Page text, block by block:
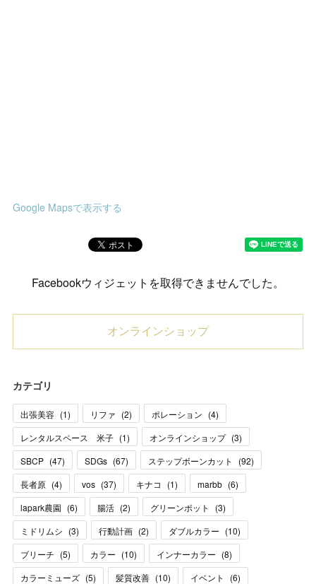
Google Mapsで表示する
Facebookウィジェットを取得できませんでした。
オンラインショップ
カテゴリ
出張美容 (1) リファ (2) ポレーション (4)
レンタルスペース 米子 (1) オンラインショップ (3)
SBCP (47) SDGs (67) ステップボーンカット (92)
長者原 (4) vos (37) キナコ (1) marbb (6)
lapark農園 (6) 腸活 (2) グリーンポット (3)
ミドリムシ (3) 行動計画 (2) ダブルカラー (10)
ブリーチ (5) カラー (10) インナーカラー (8)
カラーミューズ (5) 髪質改善 (10) イベント (6)